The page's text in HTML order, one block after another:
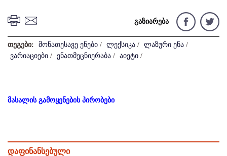
გაზიარება
თეგები: მონათესავე ენები / ლექსიკა / ლაზური ენა /
ვარიაციები / ენათმეცნიერაბა / აიეტი /
მასალის გამოყენების პირობები
დაფინანსებული